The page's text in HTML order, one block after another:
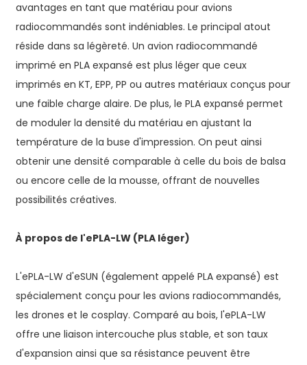
avantages en tant que matériau pour avions
radiocommandés sont indéniables. Le principal atout
réside dans sa légèreté. Un avion radiocommandé
imprimé en PLA expansé est plus léger que ceux
imprimés en KT, EPP, PP ou autres matériaux conçus pour
une faible charge alaire. De plus, le PLA expansé permet
de moduler la densité du matériau en ajustant la
température de la buse d'impression. On peut ainsi
obtenir une densité comparable à celle du bois de balsa
ou encore celle de la mousse, offrant de nouvelles
possibilités créatives.
À propos de l'ePLA-LW (PLA léger)
L'ePLA-LW d'eSUN (également appelé PLA expansé) est
spécialement conçu pour les avions radiocommandés,
les drones et le cosplay. Comparé au bois, l'ePLA-LW
offre une liaison intercouche plus stable, et son taux
d'expansion ainsi que sa résistance peuvent être